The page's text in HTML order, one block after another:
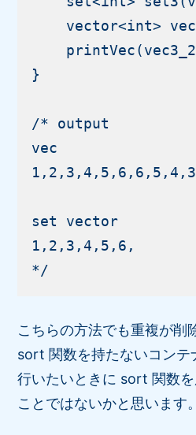
vector<int>
}
/* output
vec
set vector
1,2,3,4,5,6,
こちらの方法でも重複が削
sort 関数を持たないコンテ
行いたいときに sort 関数
ことではないかと思います。